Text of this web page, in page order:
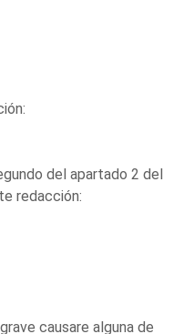
del apartado 2 del
redacción:
causare alguna de